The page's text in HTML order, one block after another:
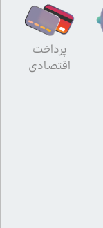
پرداخت
اقتصادی